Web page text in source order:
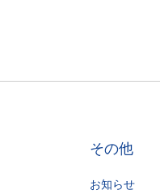
その他
お知らせ